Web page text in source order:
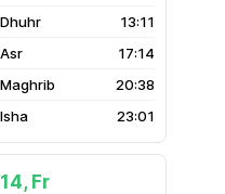
13:11
17:14
20:38
23:01
14, Fr